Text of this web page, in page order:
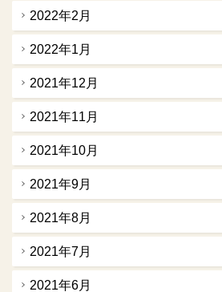
2022年2月
2022年1月
2021年12月
2021年11月
2021年10月
2021年9月
2021年8月
2021年7月
2021年6月